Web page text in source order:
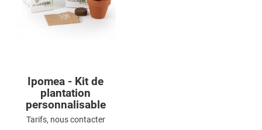
Ipomea - Kit de
plantation
personnalisable
Tarifs, nous contacter